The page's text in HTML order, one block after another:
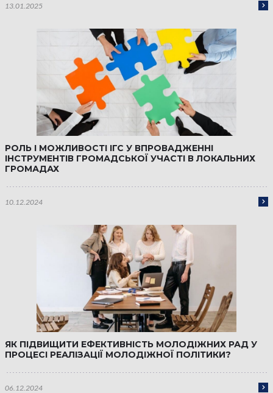
13.01.2025
РОЛЬ І МОЖЛИВОСТІ ІГС У ВПРОВАДЖЕННІ
ІНСТРУМЕНТІВ ГРОМАДСЬКОЇ УЧАСТІ В ЛОКАЛЬНИХ
ГРОМАДАХ
10.12.2024
ЯК ПІДВИЩИТИ ЕФЕКТИВНІСТЬ МОЛОДІЖНИХ РАД У
ПРОЦЕСІ РЕАЛІЗАЦІЇ МОЛОДІЖНОЇ ПОЛІТИКИ?
06.12.2024